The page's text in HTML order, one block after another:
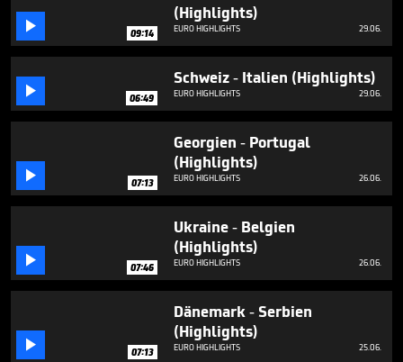
5
minutes,
17 09:14
(Highlights)
EURO HIGHLIGHTS 29.06.
 06:49
Schweiz - Italien (Highlights)
EURO HIGHLIGHTS 29.06.
 07:13
Georgien - Portugal
(Highlights)
EURO HIGHLIGHTS 26.06.
 07:46
Ukraine - Belgien
(Highlights)
EURO HIGHLIGHTS 26.06.
 07:13
Dänemark - Serbien
(Highlights)
EURO HIGHLIGHTS 25.06.